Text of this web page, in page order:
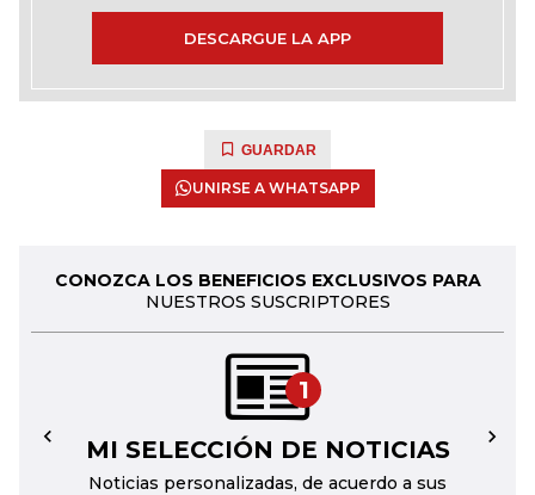
DESCARGUE LA APP
GUARDAR
UNIRSE A WHATSAPP
CONOZCA LOS BENEFICIOS EXCLUSIVOS PARA
NUESTROS SUSCRIPTORES
1
MI SELECCIÓN DE NOTICIAS
Noticias personalizadas, de acuerdo a sus
← →